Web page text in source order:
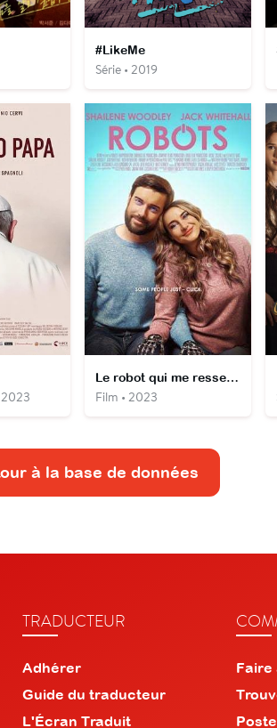
#LikeMe
Série • 2019
Le robot qui me ressemblait
Film • 2023
à la base de données
TRADUCTEUR
Adhérer
Guide du traducteur
L'Écran Traduit